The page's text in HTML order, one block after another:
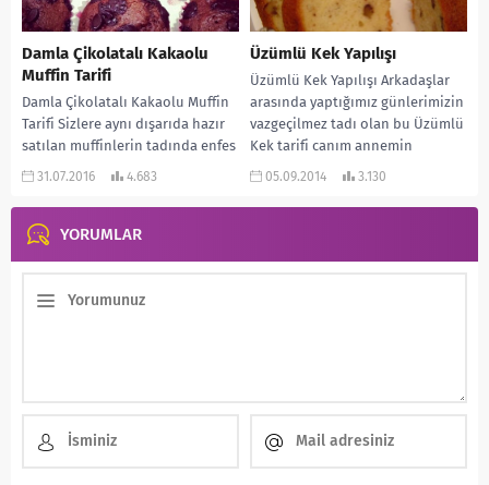
Damla Çikolatalı Kakaolu
Muffin Tarifi
Damla Çikolatalı Kakaolu Muffin
Tarifi Sizlere aynı dışarıda hazır
satılan muffinlerin tadında enfes
bir muffin tarifi veriyorum.
31.07.2016 4.683
Üzümlü Kek Yapılışı
Üzümlü Kek Yapılışı Arkadaşlar
arasında yaptığımız günlerimizin
vazgeçilmez tadı olan bu Üzümlü
Kek tarifi canım annemin
tarifidir. Arkadaşlarım her ay...
05.09.2014 3.130
YORUMLAR